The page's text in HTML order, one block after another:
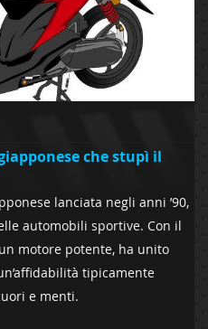
che stupì il
lanciata negli anni ’90,
automobili sportive. Con il
motore potente, ha unito
tipicamente
e menti.